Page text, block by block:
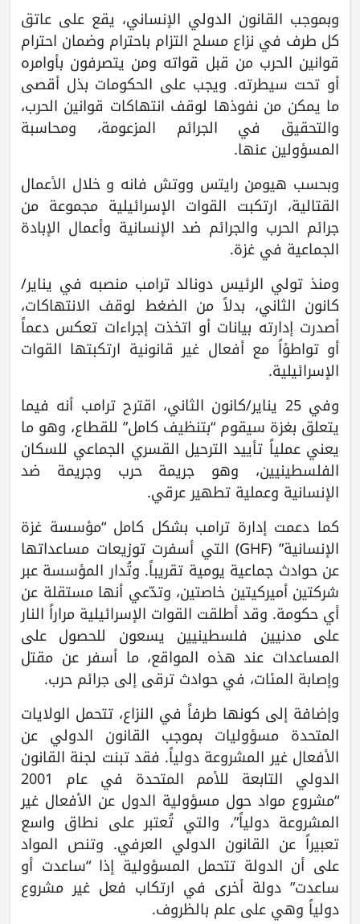
وبموجب القانون الدولي الإنساني، يقع على عاتق
كل طرف في نزاع مسلح التزام باحترام وضمان احترام
قوانين الحرب من قبل قواته ومن يتصرفون بأوامره
أو تحت سيطرته. ويجب على الحكومات بذل أقصى
ما يمكن من نفوذها لوقف انتهاكات قوانين الحرب،
والتحقيق في الجرائم المزعومة، ومحاسبة
المسؤولين عنها.
وبحسب هيومن رايتس ووتش فانه و خلال الأعمال
القتالية، ارتكبت القوات الإسرائيلية مجموعة من
جرائم الحرب والجرائم ضد الإنسانية وأعمال الإبادة
الجماعية في غزة.
ومنذ تولي الرئيس دونالد ترامب منصبه في يناير/
كانون الثاني، بدلاً من الضغط لوقف الانتهاكات،
أصدرت إدارته بيانات أو اتخذت إجراءات تعكس دعماً
أو تواطؤاً مع أفعال غير قانونية ارتكبتها القوات
الإسرائيلية.
وفي 25 يناير/كانون الثاني، اقترح ترامب أنه فيما
يتعلق بغزة سيقوم “بتنظيف كامل” للقطاع، وهو ما
يعني عملياً تأييد الترحيل القسري الجماعي للسكان
الفلسطينيين، وهو جريمة حرب وجريمة ضد
الإنسانية وعملية تطهير عرقي.
كما دعمت إدارة ترامب بشكل كامل “مؤسسة غزة
الإنسانية” (GHF) التي أسفرت توزيعات مساعداتها
عن حوادث جماعية يومية تقريباً. وتُدار المؤسسة عبر
شركتين أميركيتين خاصتين، وتدّعي أنها مستقلة عن
أي حكومة. وقد أطلقت القوات الإسرائيلية مراراً النار
على مدنيين فلسطينيين يسعون للحصول على
المساعدات عند هذه المواقع، ما أسفر عن مقتل
وإصابة المئات، في حوادث ترقى إلى جرائم حرب.
وإضافة إلى كونها طرفاً في النزاع، تتحمل الولايات
المتحدة مسؤوليات بموجب القانون الدولي عن
الأفعال غير المشروعة دولياً. فقد تبنت لجنة القانون
الدولي التابعة للأمم المتحدة في عام 2001
“مشروع مواد حول مسؤولية الدول عن الأفعال غير
المشروعة دولياً”، والتي تُعتبر على نطاق واسع
تعبيراً عن القانون الدولي العرفي. وتنص المواد
على أن الدولة تتحمل المسؤولية إذا “ساعدت أو
ساعدت” دولة أخرى في ارتكاب فعل غير مشروع
دولياً وهي على علم بالظروف.